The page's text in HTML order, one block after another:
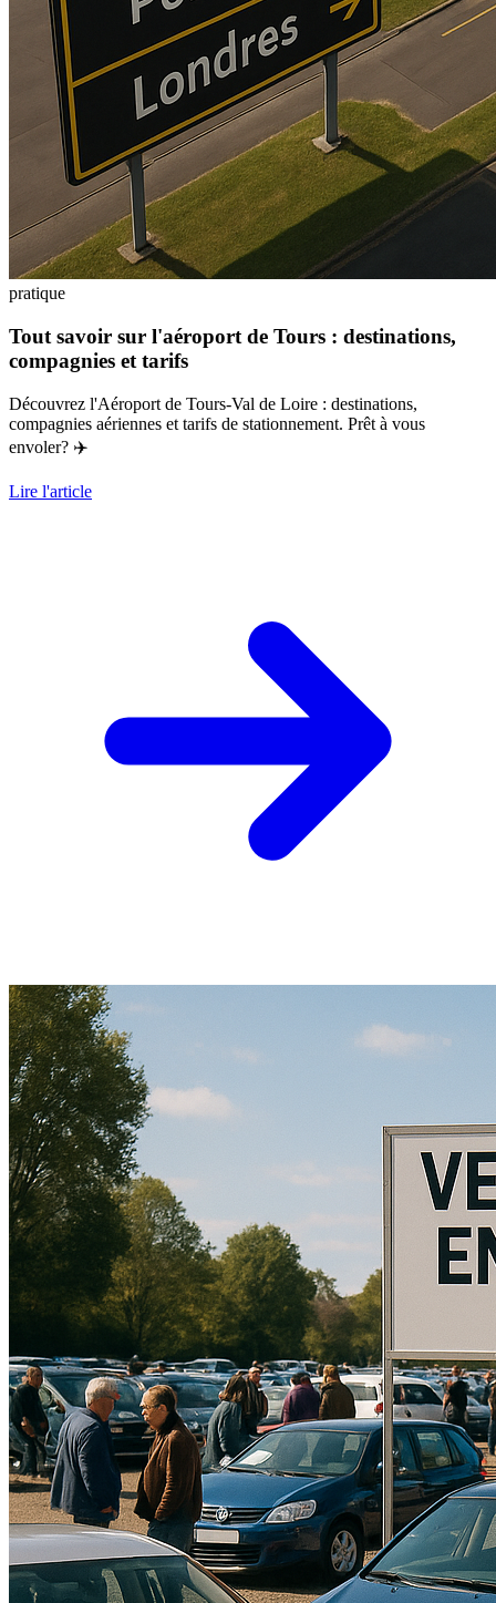
pratique
Tout savoir sur l'aéroport de Tours : destinations,
compagnies et tarifs
Découvrez l'Aéroport de Tours-Val de Loire : destinations,
compagnies aériennes et tarifs de stationnement. Prêt à vous
envoler? ✈️
Lire l'article